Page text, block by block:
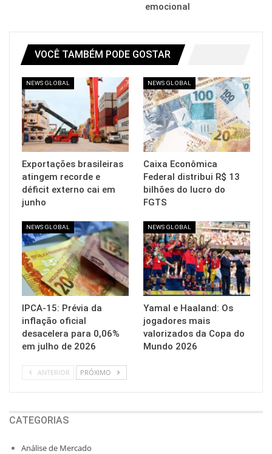
emocional
VOCÊ TAMBÉM PODE GOSTAR
NEWS GLOBAL
Exportações brasileiras
atingem recorde e
déficit externo cai em
junho
NEWS GLOBAL
Caixa Econômica
Federal distribui R$ 13
bilhões do lucro do
FGTS
NEWS GLOBAL
IPCA-15: Prévia da
inflação oficial
desacelera para 0,06%
em julho de 2026
NEWS GLOBAL
Yamal e Haaland: Os
jogadores mais
valorizados da Copa do
Mundo 2026
ANTERIOR PRÓXIMO
CATEGORIAS
Análise de Mercado